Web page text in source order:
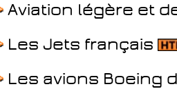
Aviation légère et
Les Jets français
Les avions Boeing